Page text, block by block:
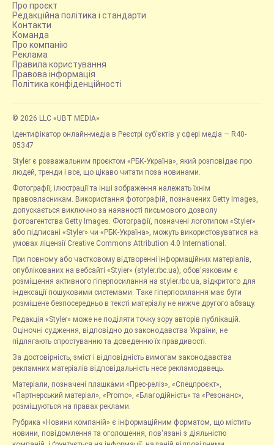
Про проєкт
Редакційна політика і стандарти
Контакти
Команда
Про компанію
Реклама
Правила користування
Правова інформація
Політика конфіденційності
© 2026 LLC «UBT MEDIA»
Ідентифікатор онлайн-медіа в Реєстрі суб’єктів у сфері медіа — R40-
05347
Styler є розважальним проєктом «РБК-Україна», який розповідає про
людей, тренди і все, що цікаво читати поза новинами.
Фотографії, ілюстрації та інші зображення належать їхнім
правовласникам. Використання фотографій, позначених Getty Images,
допускається виключно за наявності письмового дозволу
фотоагентства Getty Images. Фотографії, позначені логотипом «Styler»
або підписані «Styler» чи «РБК-Україна», можуть використовуватися на
умовах ліцензії Creative Commons Attribution 4.0 International.
При повному або частковому відтворенні інформаційних матеріалів,
опублікованих на вебсайті «Styler» (styler.rbc.ua), обов'язковим є
розміщення активного гіперпосилання на styler.rbc.ua, відкритого для
індексації пошуковими системами. Таке гіперпосилання має бути
розміщене безпосередньо в тексті матеріалу не нижче другого абзацу.
Редакція «Styler» може не поділяти точку зору авторів публікацій.
Оціночні судження, відповідно до законодавства України, не
підлягають спростуванню та доведенню їх правдивості.
За достовірність, зміст і відповідність вимогам законодавства
рекламних матеріалів відповідальність несе рекламодавець.
Матеріали, позначені плашками «Прес-реліз», «Спецпроєкт»,
«Партнерський матеріал», «Promo», «Благодійність» та «Резонанс»,
розміщуються на правах реклами.
Рубрика «Новини компаній» є інформаційним форматом, що містить
новини, повідомлення та оголошення, пов'язані з діяльністю